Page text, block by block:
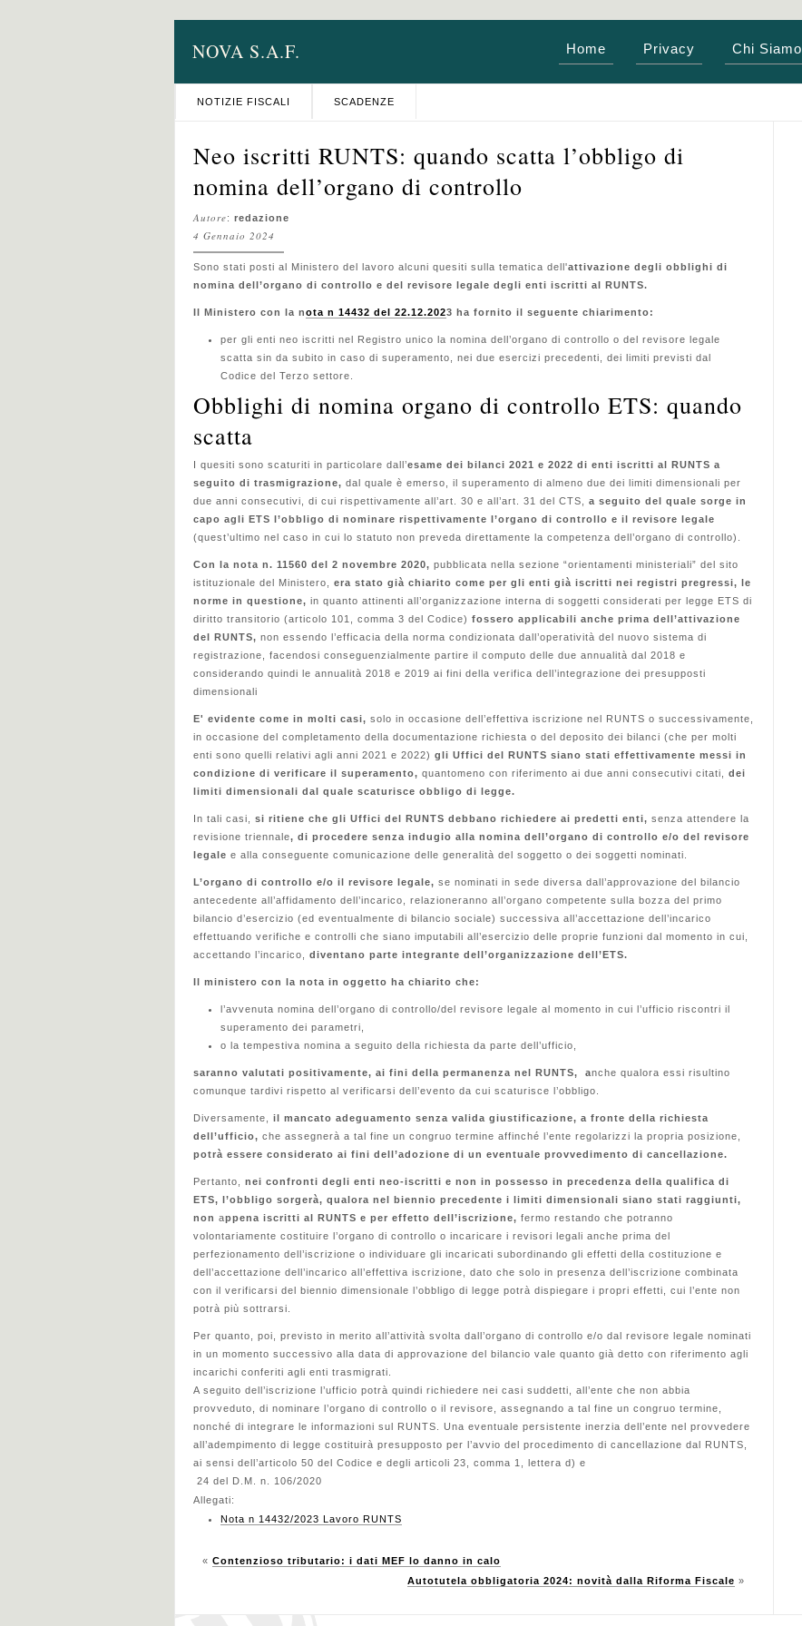
NOVA S.A.F. Home Privacy Chi Siamo
NOTIZIE FISCALI SCADENZE
Neo iscritti RUNTS: quando scatta l’obbligo di
nomina dell’organo di controllo
Autore: redazione
4 Gennaio 2024
Sono stati posti al Ministero del lavoro alcuni quesiti sulla tematica dell'attivazione degli obblighi di
nomina dell’organo di controllo e del revisore legale degli enti iscritti al RUNTS.
Il Ministero con la nota n 14432 del 22.12.2023 ha fornito il seguente chiarimento:
per gli enti neo iscritti nel Registro unico la nomina dell’organo di controllo o del revisore legale
scatta sin da subito in caso di superamento, nei due esercizi precedenti, dei limiti previsti dal
Codice del Terzo settore.
Obblighi di nomina organo di controllo ETS: quando
scatta
I quesiti sono scaturiti in particolare dall’esame dei bilanci 2021 e 2022 di enti iscritti al RUNTS a
seguito di trasmigrazione, dal quale è emerso, il superamento di almeno due dei limiti dimensionali per
due anni consecutivi, di cui rispettivamente all’art. 30 e all’art. 31 del CTS, a seguito del quale sorge in
capo agli ETS l’obbligo di nominare rispettivamente l’organo di controllo e il revisore legale
(quest’ultimo nel caso in cui lo statuto non preveda direttamente la competenza dell’organo di controllo).
Con la nota n. 11560 del 2 novembre 2020, pubblicata nella sezione “orientamenti ministeriali” del sito
istituzionale del Ministero,
era stato già chiarito come per gli enti già iscritti nei registri pregressi, le
norme in questione, in quanto attinenti all’organizzazione interna di soggetti considerati per legge ETS di
diritto transitorio (articolo 101, comma 3 del Codice) fossero applicabili anche prima dell’attivazione
del RUNTS, non essendo l’efficacia della norma condizionata dall’operatività del nuovo sistema di
registrazione, facendosi conseguenzialmente partire il computo delle due annualità dal 2018 e
considerando quindi le annualità 2018 e 2019 ai fini della verifica dell’integrazione dei presupposti
dimensionali
E' evidente come in molti casi, solo in occasione dell’effettiva iscrizione nel RUNTS o successivamente,
in occasione del completamento della documentazione richiesta o del deposito dei bilanci (che per molti
enti sono quelli relativi agli anni 2021 e 2022) gli Uffici del RUNTS siano stati effettivamente messi in
condizione di verificare il superamento, quantomeno con riferimento ai due anni consecutivi citati, dei
limiti dimensionali dal quale scaturisce obbligo di legge.
In tali casi, si ritiene che gli Uffici del RUNTS debbano richiedere ai predetti enti, senza attendere la
revisione triennale, di procedere senza indugio alla nomina dell’organo di controllo e/o del revisore
legale e alla conseguente comunicazione delle generalità del soggetto o dei soggetti nominati.
L’organo di controllo e/o il revisore legale, se nominati in sede diversa dall’approvazione del bilancio
antecedente all’affidamento dell’incarico, relazioneranno all’organo competente sulla bozza del primo
bilancio d’esercizio (ed eventualmente di bilancio sociale) successiva all’accettazione dell’incarico
effettuando verifiche e controlli che siano imputabili all’esercizio delle proprie funzioni dal momento in cui,
accettando l’incarico, diventano parte integrante dell’organizzazione dell’ETS.
Il ministero con la nota in oggetto ha chiarito che:
l’avvenuta nomina dell’organo di controllo/del revisore legale al momento in cui l’ufficio riscontri il
superamento dei parametri,
o la tempestiva nomina a seguito della richiesta da parte dell’ufficio,
saranno valutati positivamente, ai fini della permanenza nel RUNTS, anche qualora essi risultino
comunque tardivi rispetto al verificarsi dell’evento da cui scaturisce l’obbligo.
Diversamente, il mancato adeguamento senza valida giustificazione, a fronte della richiesta
dell’ufficio, che assegnerà a tal fine un congruo termine affinché l’ente regolarizzi la propria posizione,
potrà essere considerato ai fini dell’adozione di un eventuale provvedimento di cancellazione.
Pertanto, nei confronti degli enti neo-iscritti e non in possesso in precedenza della qualifica di
ETS, l’obbligo sorgerà, qualora nel biennio precedente i limiti dimensionali siano stati raggiunti,
non appena iscritti al RUNTS e per effetto dell’iscrizione, fermo restando che potranno
volontariamente costituire l’organo di controllo o incaricare i revisori legali anche prima del
perfezionamento dell’iscrizione o individuare gli incaricati subordinando gli effetti della costituzione e
dell’accettazione dell’incarico all’effettiva iscrizione, dato che solo in presenza dell’iscrizione combinata
con il verificarsi del biennio dimensionale l’obbligo di legge potrà dispiegare i propri effetti, cui l’ente non
potrà più sottrarsi.
Per quanto, poi, previsto in merito all’attività svolta dall’organo di controllo e/o dal revisore legale nominati
in un momento successivo alla data di approvazione del bilancio vale quanto già detto con riferimento agli
incarichi conferiti agli enti trasmigrati.
A seguito dell’iscrizione l’ufficio potrà quindi richiedere nei casi suddetti, all’ente che non abbia
provveduto, di nominare l’organo di controllo o il revisore, assegnando a tal fine un congruo termine,
nonché di integrare le informazioni sul RUNTS. Una eventuale persistente inerzia dell’ente nel provvedere
all’adempimento di legge costituirà presupposto per l’avvio del procedimento di cancellazione dal RUNTS,
ai sensi dell’articolo 50 del Codice e degli articoli 23, comma 1, lettera d) e
24 del D.M. n. 106/2020
Allegati:
Nota n 14432/2023 Lavoro RUNTS
« Contenzioso tributario: i dati MEF lo danno in calo
Autotutela obbligatoria 2024: novità dalla Riforma Fiscale »